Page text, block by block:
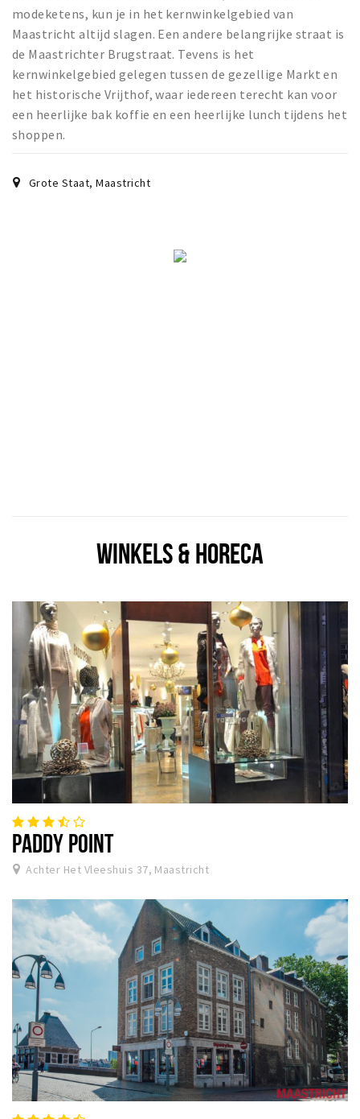
modeketens, kun je in het kernwinkelgebied van
Maastricht altijd slagen. Een andere belangrijke straat is
de Maastrichter Brugstraat. Tevens is het
kernwinkelgebied gelegen tussen de gezellige Markt en
het historische Vrijthof, waar iedereen terecht kan voor
een heerlijke bak koffie en een heerlijke lunch tijdens het
shoppen.
Grote Staat,Maastricht
WINKELS & HORECA
PADDY POINT
Achter Het Vleeshuis 37, Maastricht